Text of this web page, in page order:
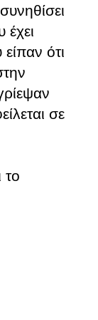
έχει
ότι
σε
το